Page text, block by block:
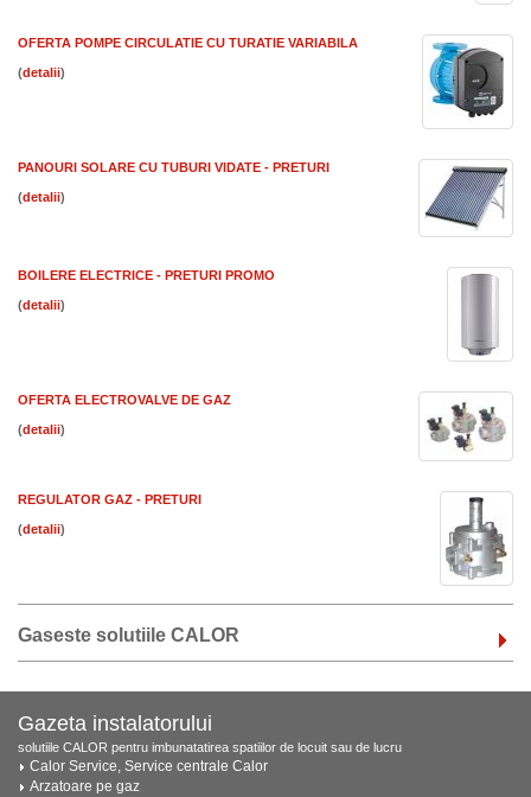
OFERTA POMPE CIRCULATIE CU TURATIE VARIABILA
( )
PANOURI SOLARE CU TUBURI VIDATE - PRETURI
( )
BOILERE ELECTRICE - PRETURI PROMO
( )
OFERTA ELECTROVALVE DE GAZ
( )
REGULATOR GAZ - PRETURI
( )
Gaseste solutiile CALOR
Gazeta instalatorului
solutiile CALOR pentru imbunatatirea spatiilor de locuit sau de lucru
Calor Service, Service centrale Calor
Arzatoare pe gaz